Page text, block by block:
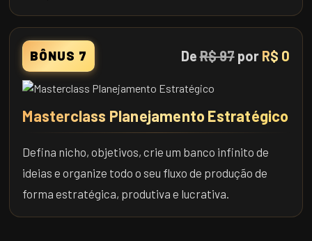
BÔNUS 7 DeR$ 97por R$ 0
Masterclass Planejamento Estratégico
Defina nicho, objetivos, crie um banco infinito de
ideias e organize todo o seu fluxo de produção de
forma estratégica, produtiva e lucrativa.